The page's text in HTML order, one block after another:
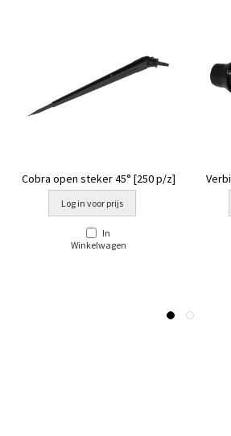
Cobra open steker 45° [250 p/z]
Log in voor prijs
In
Winkelwagen